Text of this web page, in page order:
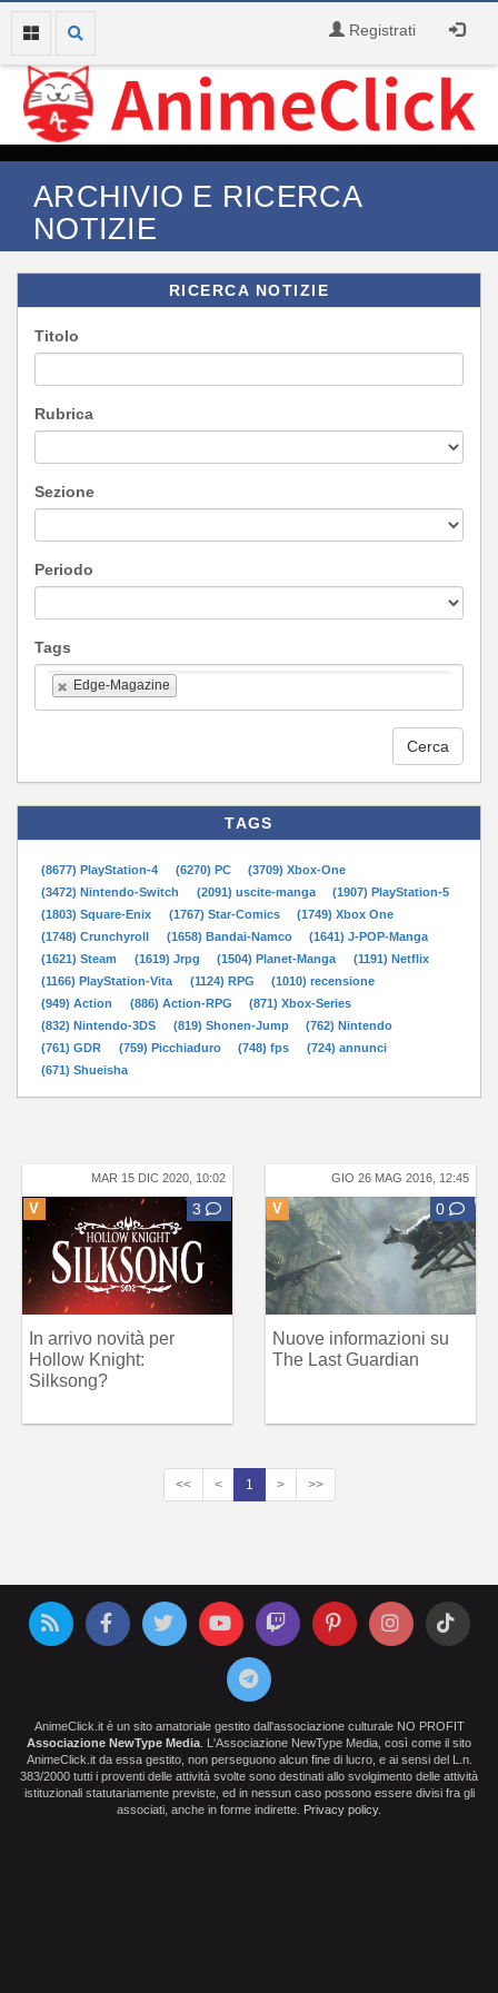
Registrati
ARCHIVIO E RICERCA
NOTIZIE
RICERCA NOTIZIE
Titolo
Rubrica
Sezione
Periodo
Tags
Edge-Magazine
Cerca
TAGS
(8677) PlayStation-4 (6270) PC
(3709) Xbox-One
(3472) Nintendo-Switch
(2091) uscite-manga
(1907) PlayStation-5
(1803) Square-Enix
(1767) Star-Comics
(1749) Xbox One
(1748) Crunchyroll
(1658) Bandai-Namco
(1641) J-POP-Manga
(1621) Steam
(1619) Jrpg (1504) Planet-Manga
(1191) Netflix
(1166) PlayStation-Vita
(1124) RPG
(1010) recensione
(949) Action
(886) Action-RPG
(871) Xbox-Series
(832) Nintendo-3DS
(819) Shonen-Jump
(762) Nintendo
(761) GDR
(759) Picchiaduro (748) fps
(724) annunci
(671) Shueisha
MAR 15 DIC 2020, 10:02
V 3
In arrivo novità per
Hollow Knight:
Silksong?
GIO 26 MAG 2016, 12:45
V 0
Nuove informazioni su
The Last Guardian
<< < 1 > >>
AnimeClick.it è un sito amatoriale gestito dall'associazione culturale NO PROFIT
Associazione NewType Media . L'Associazione NewType Media, così come il sito
AnimeClick.it da essa gestito, non perseguono alcun fine di lucro, e ai sensi del L.n.
383/2000 tutti i proventi delle attività svolte sono destinati allo svolgimento delle attività
istituzionali statutariamente previste, ed in nessun caso possono essere divisi fra gli
associati, anche in forme indirette. Privacy policy.